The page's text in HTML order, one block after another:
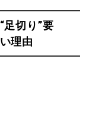
足切り”要
理由